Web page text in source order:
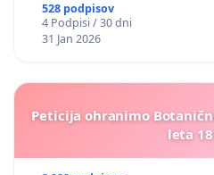
528 podpisov
4 Podpisi / 30 dni
31 Jan 2026
Peticija ohranimo
leta